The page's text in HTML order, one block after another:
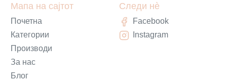
Мапа на сајтот
Почетна
Категории
Производи
За нас
Блог
Следи нè
Facebook
Instagram